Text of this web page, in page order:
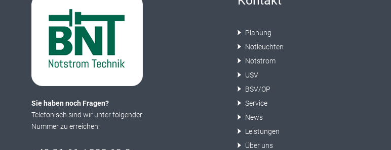
Sie haben noch Fragen?
Telefonisch sind wir unter folgender
Nummer zu erreichen:
Planung
Notleuchten
Notstrom
USV
BSV/OP
Service
News
Leistungen
Über uns